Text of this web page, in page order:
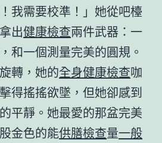
我需要校準！」她從吧檯
出健康檢查兩件武器：一
和一個測量完美的圓規。
轉，她的全身健康檢查咖
得搖搖欲墜，但她卻感到
平靜。她最愛的那盆完美
金色的能供膳檢查量一般